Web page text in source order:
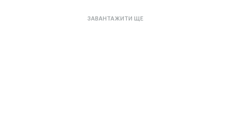
ЗАВАНТАЖИТИ ЩЕ